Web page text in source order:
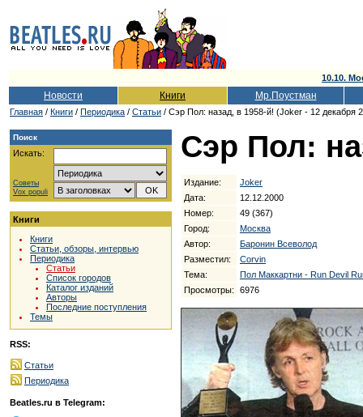
10.10.
Новости Книги Мр.Поустман
Главная / Книги / Периодика / Статьи / Сэр Пол: назад, в 1958-й! (Joker - 12 декабря
Поиск
Искать:
Советы
Vox populi
Книги
Книги
Статьи, обзоры, интервью
Периодика
Статьи
Список городов
Каталог изданий
Авторы
Последние поступления
Темы
RSS:
Статьи
Периодика
Beatles.ru в Telegram:
Сэр Пол:
Издание:
Joker
Дата:
12.12.2000
Номер:
49 (367)
Город:
Москва
Автор:
Баронин Всеволод
Разместил:
Corvin
Тема:
Пол Маккартни - Run Devil
Просмотры:
6976